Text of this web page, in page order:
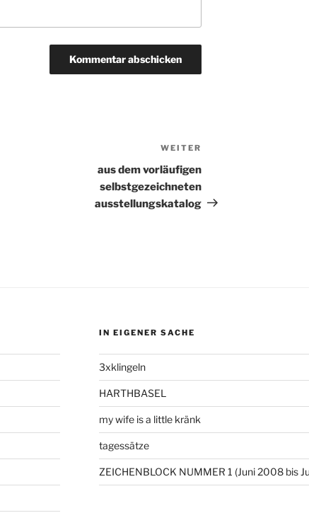
WEITER
aus dem vorläufigen
selbstgezeichneten
ausstellungskatalog
IN EIGENER SACHE
3xklingeln
HARTHBASEL
my wife is a little kränk
tagessätze
ZEICHENBLOCK NUMMER 1 (Juni 2008 bis